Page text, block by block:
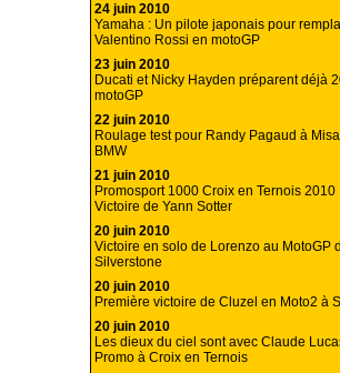
24 juin 2010
Yamaha : Un pilote japonais pour
Valentino Rossi en motoGP
23 juin 2010
Ducati et Nicky Hayden préparent déjà
motoGP
22 juin 2010
Roulage test pour Randy Pagaud à
BMW
21 juin 2010
Promosport 1000 Croix en Ternois 2010
Victoire de Yann Sotter
20 juin 2010
Victoire en solo de Lorenzo au MotoGP
Silverstone
20 juin 2010
Première victoire de Cluzel en Moto2 à
20 juin 2010
Les dieux du ciel sont avec Claude
Promo à Croix en Ternois